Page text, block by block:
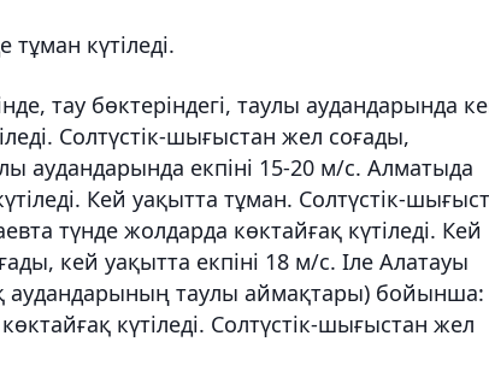
тұман күтіледі.
тау бөктеріндегі, таулы аудандарында
Солтүстік-шығыстан жел соғады,
аудандарында екпіні 15-20 м/с. Алматыда
Кей уақытта тұман. Солтүстік-
түнде жолдарда көктайғақ күтіледі. Кей
кей уақытта екпіні 18 м/с. Іле Алатауы
таулы аймақтары) бойынша:
күтіледі. Солтүстік-шығыстан жел